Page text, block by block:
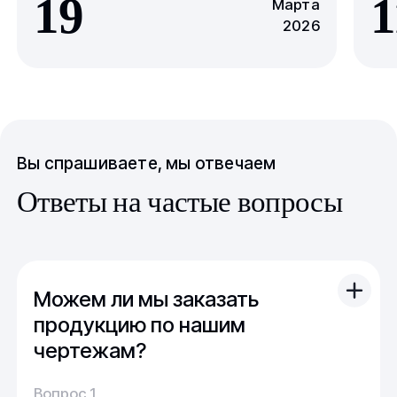
19
Марта
2026
Вы спрашиваете, мы отвечаем
Ответы на частые вопросы
Можем ли мы заказать
продукцию по нашим
чертежам?
Вы можете отправить свой чертеж/проект
Вопрос 1